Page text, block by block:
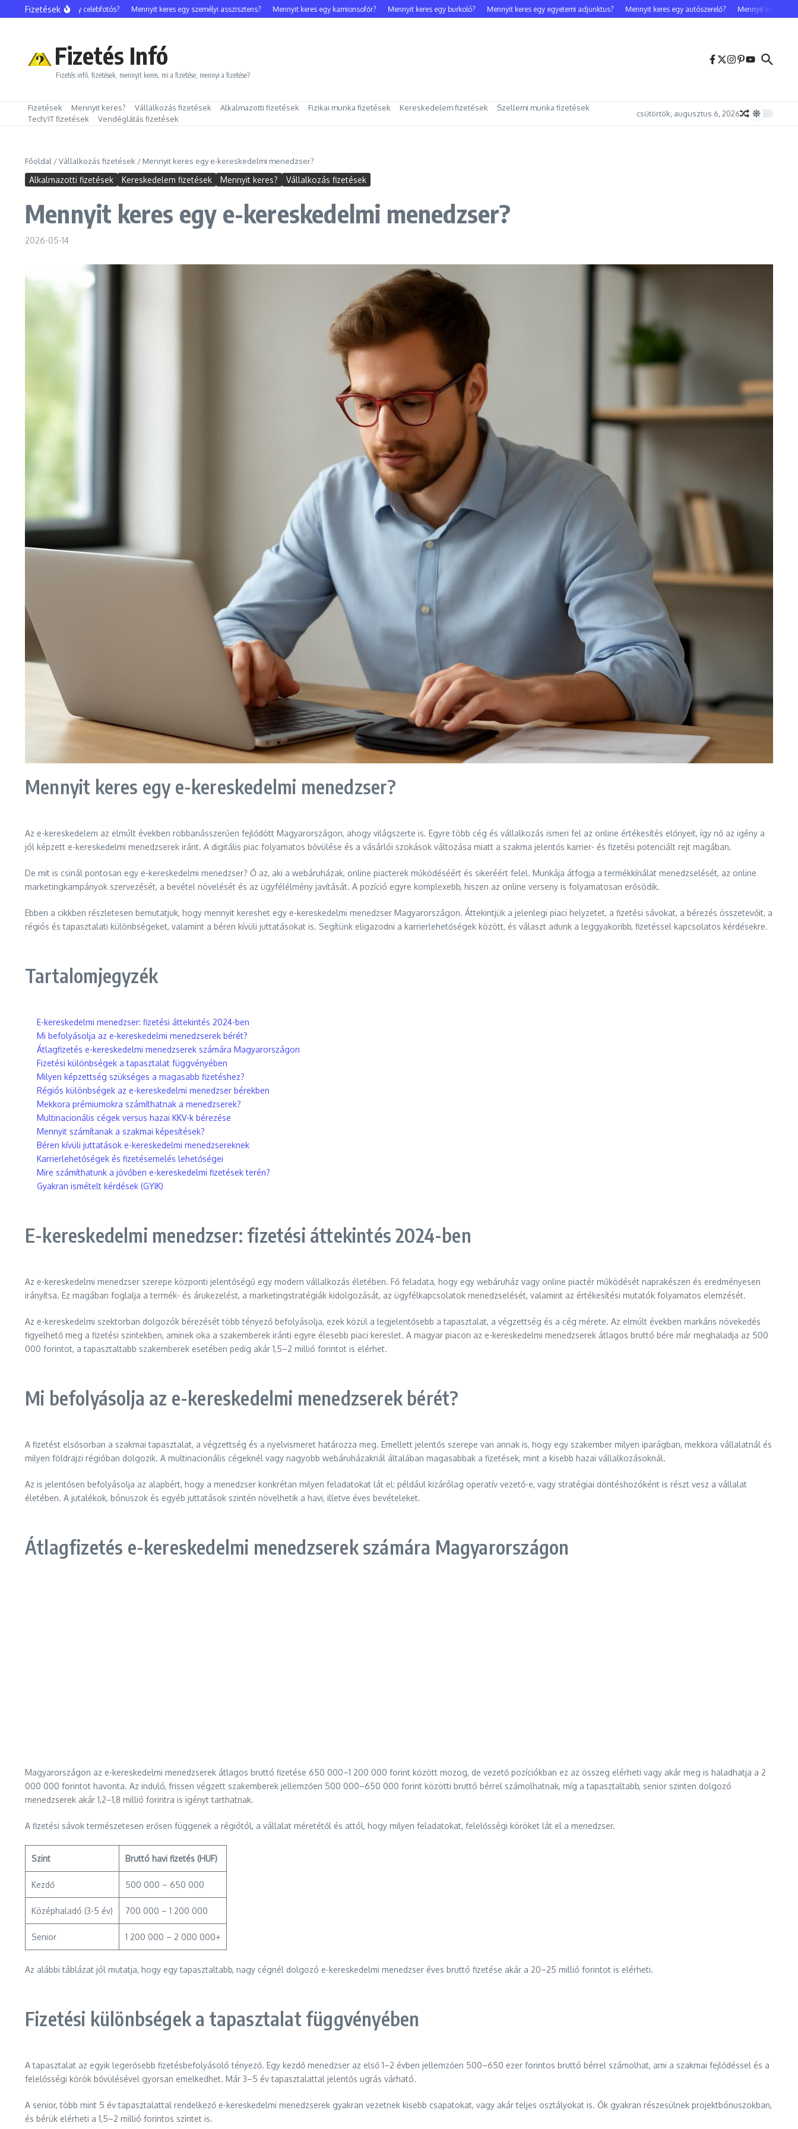
Ugrás a tartalomhoz
Fizetések
Mennyit keres egy celebfotós? Mennyit keres egy személyi asszisztens? Mennyit keres egy kamionsofőr? Mennyit keres egy burkoló? Mennyit keres egy egyetemi adjunktus? Mennyit keres egy autószerelő? Mennyit keres egy
Fizetés Infó
Fizetés infó, fizetések, mennyit keres, mi a fizetése, mennyi a fizetése?
Fizetések Mennyit keres? Vállalkozás fizetések Alkalmazotti fizetések Fizikai munka fizetések Kereskedelem fizetések
Szellemi munka fizetések
Tech/IT fizetések
Vendéglátás fizetések
csütörtök, augusztus 6, 2026
Főoldal /Vállalkozás fizetések / Mennyit keres egy e-kereskedelmi menedzser?
Alkalmazotti fizetések Kereskedelem fizetések Mennyit keres? Vállalkozás fizetések
Mennyit keres egy e-kereskedelmi menedzser?
2026-05-14
Mennyit keres egy e-kereskedelmi menedzser?
Az e-kereskedelem az elmúlt években robbanásszerűen fejlődött Magyarországon, ahogy világszerte is. Egyre több cég és vállalkozás ismeri fel az online értékesítés előnyeit, így nő az igény a
jól képzett e-kereskedelmi menedzserek iránt. A digitális piac folyamatos bővülése és a vásárlói szokások változása miatt a szakma jelentős karrier- és fizetési potenciált rejt magában.
De mit is csinál pontosan egy e-kereskedelmi menedzser? Ő az, aki a webáruházak, online piacterek működéséért és sikeréért felel. Munkája átfogja a termékkínálat menedzselését, az online
marketingkampányok szervezését, a bevétel növelését és az ügyfélélmény javítását. A pozíció egyre komplexebb, hiszen az online verseny is folyamatosan erősödik.
Ebben a cikkben részletesen bemutatjuk, hogy mennyit kereshet egy e-kereskedelmi menedzser Magyarországon. Áttekintjük a jelenlegi piaci helyzetet, a fizetési sávokat, a bérezés összetevőit, a
régiós és tapasztalati különbségeket, valamint a béren kívüli juttatásokat is. Segítünk eligazodni a karrierlehetőségek között, és választ adunk a leggyakoribb, fizetéssel kapcsolatos kérdésekre.
Tartalomjegyzék
E-kereskedelmi menedzser: fizetési áttekintés 2024-ben
Mi befolyásolja az e-kereskedelmi menedzserek bérét?
Átlagfizetés e-kereskedelmi menedzserek számára Magyarországon
Fizetési különbségek a tapasztalat függvényében
Milyen képzettség szükséges a magasabb fizetéshez?
Régiós különbségek az e-kereskedelmi menedzser bérekben
Mekkora prémiumokra számíthatnak a menedzserek?
Multinacionális cégek versus hazai KKV-k bérezése
Mennyit számítanak a szakmai képesítések?
Béren kívüli juttatások e-kereskedelmi menedzsereknek
Karrierlehetőségek és fizetésemelés lehetőségei
Mire számíthatunk a jövőben e-kereskedelmi fizetések terén?
Gyakran ismételt kérdések (GYIK)
E-kereskedelmi menedzser: fizetési áttekintés 2024-ben
Az e-kereskedelmi menedzser szerepe központi jelentőségű egy modern vállalkozás életében. Fő feladata, hogy egy webáruház vagy online piactér működését naprakészen és eredményesen
irányítsa. Ez magában foglalja a termék- és árukezelést, a marketingstratégiák kidolgozását, az ügyfélkapcsolatok menedzselését, valamint az értékesítési mutatók folyamatos elemzését.
Az e-kereskedelmi szektorban dolgozók bérezését több tényező befolyásolja, ezek közül a legjelentősebb a tapasztalat, a végzettség és a cég mérete. Az elmúlt években markáns növekedés
figyelhető meg a fizetési szintekben, aminek oka a szakemberek iránti egyre élesebb piaci kereslet. A magyar piacon az e-kereskedelmi menedzserek átlagos bruttó bére már meghaladja az 500
000 forintot, a tapasztaltabb szakemberek esetében pedig akár 1,5–2 millió forintot is elérhet.
Mi befolyásolja az e-kereskedelmi menedzserek bérét?
A fizetést elsősorban a szakmai tapasztalat, a végzettség és a nyelvismeret határozza meg. Emellett jelentős szerepe van annak is, hogy egy szakember milyen iparágban, mekkora vállalatnál és
milyen földrajzi régióban dolgozik. A multinacionális cégeknél vagy nagyobb webáruházaknál általában magasabbak a fizetések, mint a kisebb hazai vállalkozásoknál.
Az is jelentősen befolyásolja az alapbért, hogy a menedzser konkrétan milyen feladatokat lát el: például kizárólag operatív vezető-e, vagy stratégiai döntéshozóként is részt vesz a vállalat
életében. A jutalékok, bónuszok és egyéb juttatások szintén növelhetik a havi, illetve éves bevételeket.
Átlagfizetés e-kereskedelmi menedzserek számára Magyarországon
Magyarországon az e-kereskedelmi menedzserek átlagos bruttó fizetése 650 000–1 200 000 forint között mozog, de vezető pozíciókban ez az összeg elérheti vagy akár meg is haladhatja a 2
000 000 forintot havonta. Az induló, frissen végzett szakemberek jellemzően 500 000–650 000 forint közötti bruttó bérrel számolhatnak, míg a tapasztaltabb, senior szinten dolgozó
menedzserek akár 1,2–1,8 millió forintra is igényt tarthatnak.
A fizetési sávok természetesen erősen függenek a régiótól, a vállalat méretétől és attól, hogy milyen feladatokat, felelősségi köröket lát el a menedzser.
Szint Bruttó havi fizetés (HUF)
Kezdő 500 000 – 650 000
Középhaladó (3-5 év) 700 000 – 1 200 000
Senior 1 200 000 – 2 000 000+
Az alábbi táblázat jól mutatja, hogy egy tapasztaltabb, nagy cégnél dolgozó e-kereskedelmi menedzser éves bruttó fizetése akár a 20–25 millió forintot is elérheti.
Fizetési különbségek a tapasztalat függvényében
A tapasztalat az egyik legerősebb fizetésbefolyásoló tényező. Egy kezdő menedzser az első 1–2 évben jellemzően 500–650 ezer forintos bruttó bérrel számolhat, ami a szakmai fejlődéssel és a
felelősségi körök bővülésével gyorsan emelkedhet. Már 3–5 év tapasztalattal jelentős ugrás várható.
A senior, több mint 5 év tapasztalattal rendelkező e-kereskedelmi menedzserek gyakran vezetnek kisebb csapatokat, vagy akár teljes osztályokat is. Ők gyakran részesülnek projektbónuszokban,
és bérük elérheti a 1,5–2 millió forintos szintet is.